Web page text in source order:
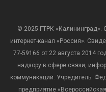
© 2025 ГТРК «Калининград».
интернет-канал «Россия».
77-59166 от 22 августа 2014
надзору в сфере связи,
коммуникаций. Учредитель:
предприятие